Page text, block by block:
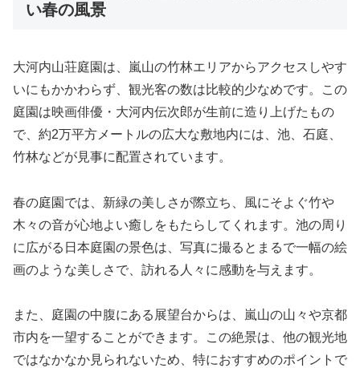
い春の風景
大河内山荘庭園は、嵐山の竹林エリアからアクセスしやす
いにもかかわらず、観光客の数は比較的少なめです。この
庭園は映画俳優・大河内伝次郎が生前に造り上げたもの
で、約2万平方メートルの広大な敷地内には、池、石庭、
竹林などが見事に配置されています。
春の庭園では、新緑の美しさが際立ち、風にそよぐ竹や
木々の音が心地よい癒しをもたらしてくれます。池の周り
に広がる日本庭園の景色は、写真に撮るとまるで一幅の絵
画のような美しさで、訪れる人々に感動を与えます。
また、庭園の中腹にある展望台からは、嵐山の山々や京都
市内を一望することができます。この絶景は、他の観光地
ではなかなか見られないため、特におすすめのポイントで